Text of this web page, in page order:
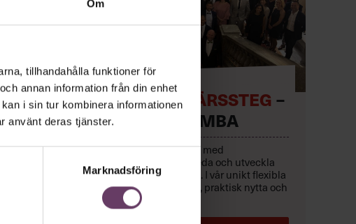
Om
tillhandahålla funktioner för
annan information från din enhet
i sin tur kombinera informationen
använt deras tjänster.
Marknadsföring
TA NÄSTA KARRIÄRSSTEG –
MED EXECUTIVE MBA
Lyft lönsamheten och karriären med
på att leda och utveckla
verksamhet –med affärsfokus . I vår unikt flexibla
Executive MBAfår du träning, praktisk nytta och
ett exklusivt chefsnätverk.